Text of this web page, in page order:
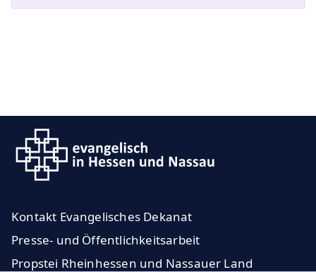
Kontakt Evangelisches Dekanat
Presse- und Öffentlichkeitsarbeit
Propstei Rheinhessen und Nassauer Land